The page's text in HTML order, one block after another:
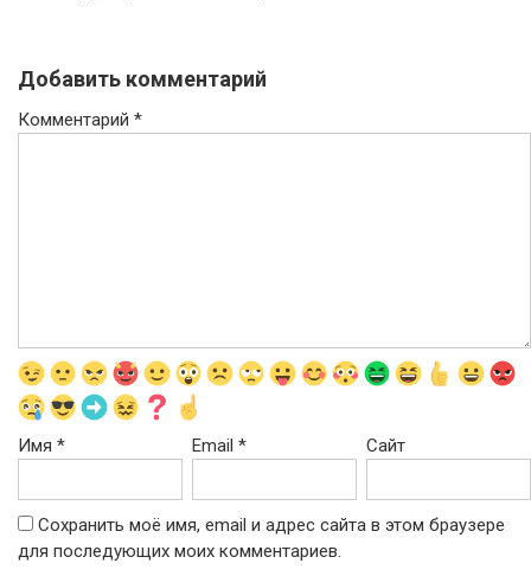
Добавить комментарий
Комментарий *
Имя * Email* Сайт
Сохранить моё имя, email и адрес сайта в этом браузере
для последующих моих комментариев.